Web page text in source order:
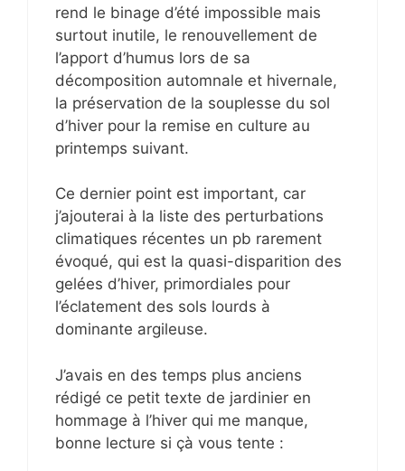
rend le binage d’été impossible mais
surtout inutile, le renouvellement de
l’apport d’humus lors de sa
décomposition automnale et hivernale,
la préservation de la souplesse du sol
d’hiver pour la remise en culture au
printemps suivant.
Ce dernier point est important, car
j’ajouterai à la liste des perturbations
climatiques récentes un pb rarement
évoqué, qui est la quasi-disparition des
gelées d’hiver, primordiales pour
l’éclatement des sols lourds à
dominante argileuse.
J’avais en des temps plus anciens
rédigé ce petit texte de jardinier en
hommage à l’hiver qui me manque,
bonne lecture si çà vous tente :